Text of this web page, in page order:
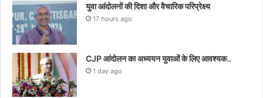
युवा आंदोलनों की दिशा और वैचारिक परिप्रेक्ष्य
17 hours ago
CJP आंदोलन का अध्ययन युवाओं के लिए आवश्यक..
1 day ago